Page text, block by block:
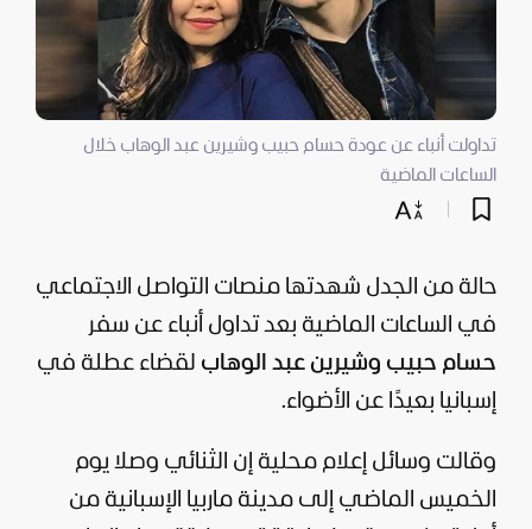
تداولت أنباء عن عودة حسام حبيب وشيرين عبد الوهاب خلال
الساعات الماضية
حالة من الجدل شهدتها منصات التواصل الاجتماعي
في الساعات الماضية بعد تداول أنباء عن سفر
حسام حبيب وشيرين عبد الوهاب لقضاء عطلة في
إسبانيا بعيدًا عن الأضواء.
وقالت وسائل إعلام محلية إن الثنائي وصلا يوم
الخميس الماضي إلى مدينة ماربيا الإسبانية من